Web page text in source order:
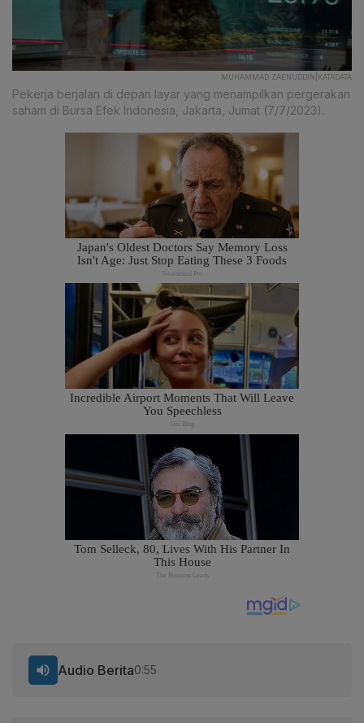
MUHAMMAD ZAENUDDIN|KATADATA
Pekerja berjalan di depan layar yang menampilkan pergerakan
saham di Bursa Efek Indonesia, Jakarta, Jumat (7/7/2023).
Audio Berita0:55